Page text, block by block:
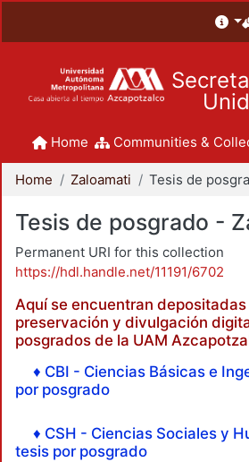
Home Communities &
Home Zaloamati
Tesis de posgrado -
Permanent URI for this collection
https://hdl.handle.net/11191/6702
Aquí se encuentran
preservación y divulgación
posgrados de la UAM
♦ CBI - Ciencias Básicas e
por posgrado
♦ CSH - Ciencias Sociales y
tesis por posgrado